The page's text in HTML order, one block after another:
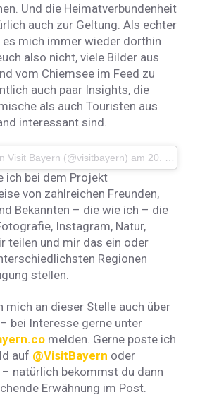
Und die Heimatverbundenheit
auch zur Geltung. Als echter
es mich immer wieder dorthin
also nicht, viele Bilder aus
vom Chiemsee im Feed zu
auch paar Insights, die
als auch Touristen aus
interessant sind.
Visit Bayern (@visitbayern) am 20. Nov 2017 um 2:23 Uhr
ich bei dem Projekt
von zahlreichen Freunden,
Bekannten – die wie ich – die
Instagram, Natur,
teilen und mir das ein oder
Regionen
stellen.
mich an dieser Stelle auch über
bei Interesse gerne unter
melden. Gerne poste ich
auf @VisitBayern oder
– natürlich bekommst du dann
Erwähnung im Post.